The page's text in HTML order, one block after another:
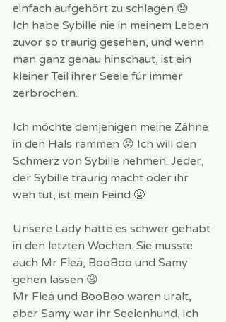
einfach aufgehört zu schlagen 😓
Ich habe Sybille nie in meinem Leben
zuvor so traurig gesehen, und wenn
man ganz genau hinschaut, ist ein
kleiner Teil ihrer Seele für immer
zerbrochen.
Ich möchte demjenigen meine Zähne
in den Hals rammen 😡 Ich will den
Schmerz von Sybille nehmen. Jeder,
der Sybille traurig macht oder ihr
weh tut, ist mein Feind 🤬
Unsere Lady hatte es schwer gehabt
in den letzten Wochen. Sie musste
auch Mr Flea, BooBoo und Samy
gehen lassen 😩
Mr Flea und BooBoo waren uralt,
aber Samy war ihr Seelenhund. Ich